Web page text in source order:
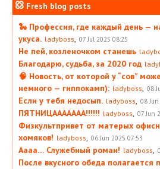
Fresh blog posts
🐍 Профессия, где каждый день —
укуса. ladyboss, 07 Jul 2025 08:25
Не пей, козленочком станешь
Благодарю, судьба, за 2020 год
🧠 Новость, от которой у “сов”
немного — гиппокамп): ladyboss, 08
Если у тебя недосып. ladyboss, 08
ПЯТНИЦААААААА!!!!!! ladyboss, 07 Jun
Физкультпривет от матерых
хомяков! ladyboss, 06 Jun 2025 07:53
Аааа… Служебный роман! ladyboss,
После вкусного обеда полагается